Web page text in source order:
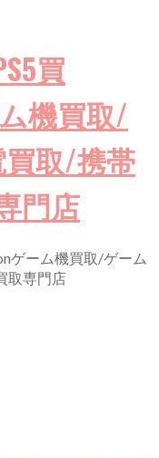
買
機買取/
取/携帯
門店
ゲーム機買取/ゲーム
取専門店